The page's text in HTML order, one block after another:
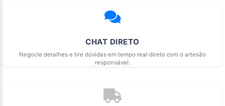
CHAT DIRETO
Negocie detalhes e tire dúvidas em tempo real direto com o artesão
responsável.